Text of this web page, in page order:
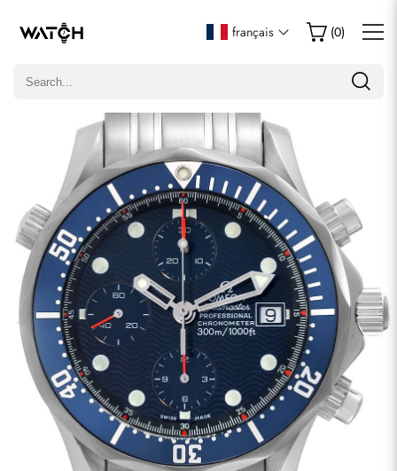
français (0)
Écrire un commentaire
Seuls les clients ayant acheté cet article sont autorisés à
Évaluation
Email
commentaires